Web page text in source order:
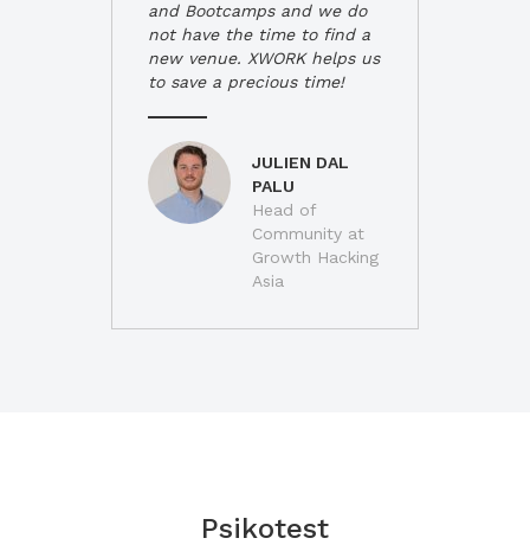
and Bootcamps and we do
not have the time to find a
new venue. XWORK helps us
to save a precious time!
JULIEN DAL
PALU
Head of
Community at
Growth Hacking
Asia
Psikotest